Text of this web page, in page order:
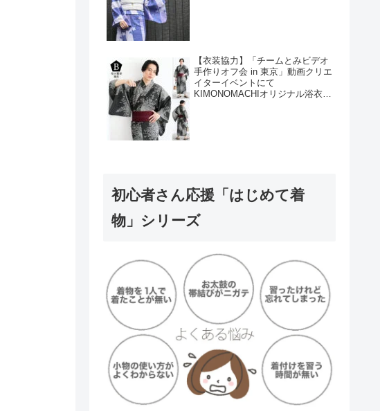
【衣装協力】「チームとみビデオ
手作りオフ会 in 東京」動画クリエ
イターイベントにて
KIMONOMACHIオリジナル浴衣を
初心者さん応援「はじめて着
物」シリーズ